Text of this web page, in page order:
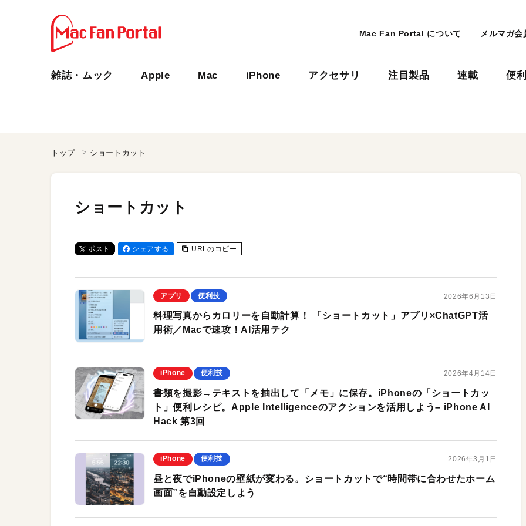
Mac Fan Portal について メルマガ会
雑誌・ムック Apple Mac iPhone アクセサリ 注目製品 連載 便
トップ ショートカット
ショートカット
ポスト シェアする URLのコピー
アプリ 便利技 2026年6月13日
料理写真からカロリーを自動計算！ 「ショートカット」アプリ×ChatGPT活
用術／Macで速攻！AI活用テク
iPhone 便利技 2026年4月14日
書類を撮影→テキストを抽出して「メモ」に保存。iPhoneの「ショートカッ
ト」便利レシピ。Apple Intelligenceのアクションを活用しよう– iPhone AI
Hack 第3回
iPhone 便利技 2026年3月1日
昼と夜でiPhoneの壁紙が変わる。ショートカットで“時間帯に合わせたホーム
画面”を自動設定しよう